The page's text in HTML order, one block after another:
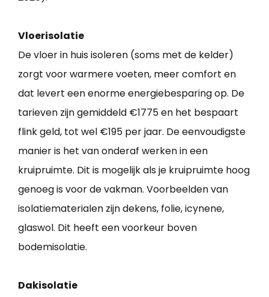
Vloerisolatie
De vloer in huis isoleren (soms met de kelder)
zorgt voor warmere voeten, meer comfort en
dat levert een enorme energiebesparing op. De
tarieven zijn gemiddeld €1775 en het bespaart
flink geld, tot wel €195 per jaar. De eenvoudigste
manier is het van onderaf werken in een
kruipruimte. Dit is mogelijk als je kruipruimte hoog
genoeg is voor de vakman. Voorbeelden van
isolatiematerialen zijn dekens, folie, icynene,
glaswol. Dit heeft een voorkeur boven
bodemisolatie.
Dakisolatie